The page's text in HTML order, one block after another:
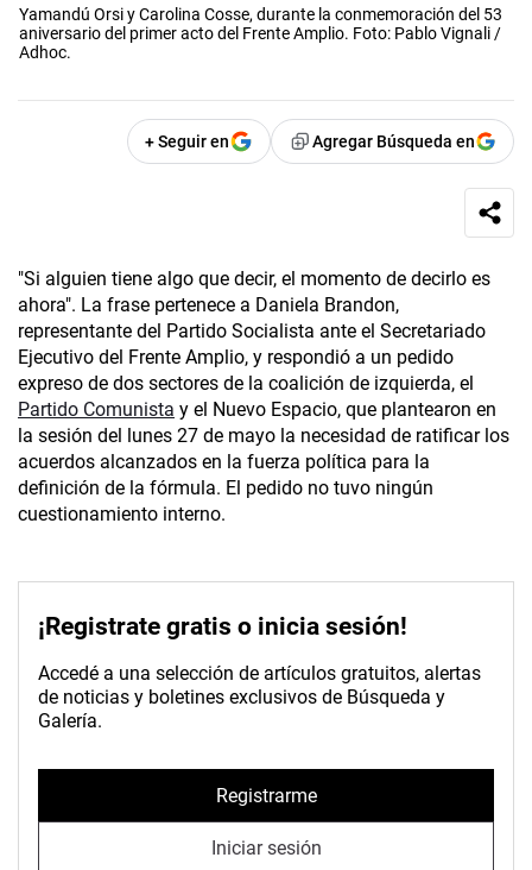
Yamandú Orsi y Carolina Cosse, durante la conmemoración del 53
aniversario del primer acto del Frente Amplio. Foto: Pablo Vignali /
Adhoc.
+ Seguir en Agregar Búsqueda en
"Si alguien tiene algo que decir, el momento de decirlo es
ahora". La frase pertenece a Daniela Brandon,
representante del Partido Socialista ante el Secretariado
Ejecutivo del Frente Amplio, y respondió a un pedido
expreso de dos sectores de la coalición de izquierda, el
Partido Comunista y el Nuevo Espacio, que plantearon en
la sesión del lunes 27 de mayo la necesidad de ratificar los
acuerdos alcanzados en la fuerza política para la
definición de la fórmula. El pedido no tuvo ningún
cuestionamiento interno.
¡Registrate gratis o inicia sesión!
Accedé a una selección de artículos gratuitos, alertas
de noticias y boletines exclusivos de Búsqueda y
Galería.
Registrarme
Iniciar sesión